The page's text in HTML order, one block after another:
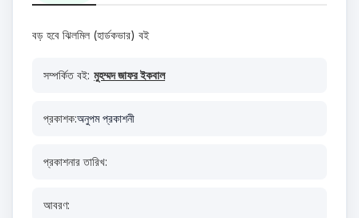
বড় হবে ঝিলমিল (হার্ডকভার) বই
সম্পর্কিত বই: মুহম্মদ জাফর ইকবাল
প্রকাশক:অনুপম প্রকাশনী
প্রকাশনার তারিখ:
আবরণ: